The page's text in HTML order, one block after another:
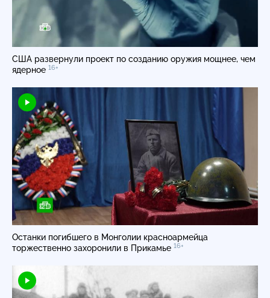
США развернули проект по созданию оружия мощнее, чем
ядерное 16+
Останки погибшего в Монголии красноармейца
торжественно захоронили в Прикамье 16+